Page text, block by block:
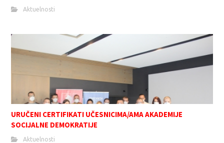
Aktuelnosti
URUČENI CERTIFIKATI UČESNICIMA/AMA AKADEMIJE
SOCIJALNE DEMOKRATIJE
Aktuelnosti